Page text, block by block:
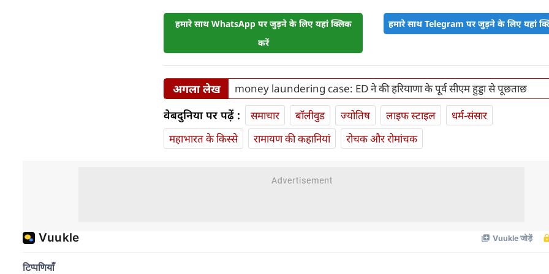
हमारे साथ WhatsApp पर जुड़ने के लिए यहां क्लिक
करें
हमारे साथ Telegram पर जुड़ने के लिए यहां
अगला लेख money laundering case: ED ने की हरियाणा के पूर्व सीएम हुड्डा से पूछताछ
वेबदुनिया पर पढ़ें : समाचार बॉलीवुड ज्योतिष लाइफ स्‍टाइल
धर्म-संसार
महाभारत के किस्से
रामायण की कहानियां रोचक और रोमांचक